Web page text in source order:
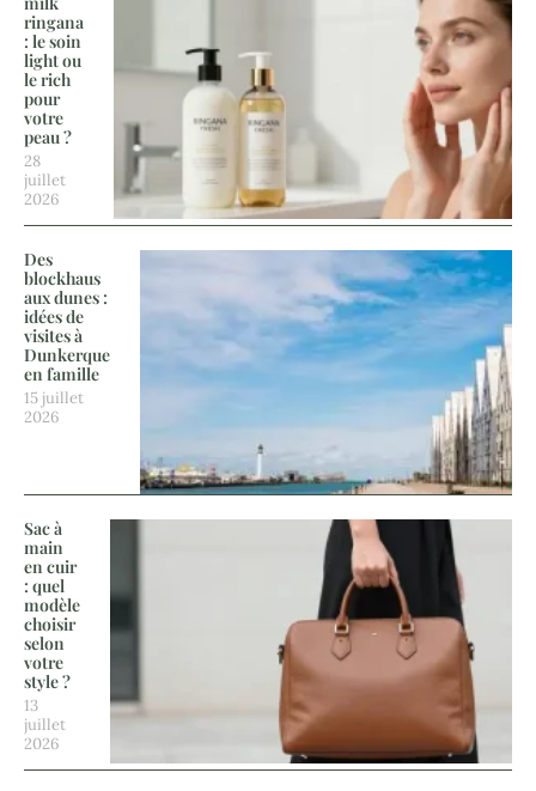
ringana
: le soin
light ou
le rich
pour
votre
peau ?
28
juillet
2026
Des
blockhaus
aux dunes :
idées de
visites à
Dunkerque
en famille
15 juillet
2026
Sac à
main
en cuir
: quel
modèle
choisir
selon
votre
style ?
13
juillet
2026